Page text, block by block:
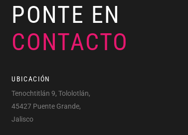
PONTE EN
CONTACTO
UBICACIÓN
Tenochtitlán 9, Tololotlán,
45427 Puente Grande,
Jalisco